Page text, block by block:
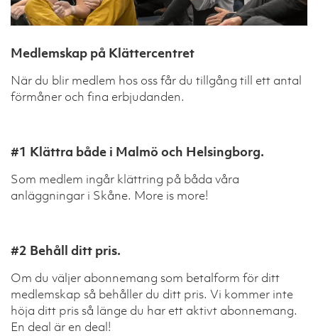
Medlemskap på Klättercentret
När du blir medlem hos oss får du tillgång till ett antal
förmåner och fina erbjudanden.
#1 Klättra både i Malmö och Helsingborg.
Som medlem ingår klättring på båda våra
anläggningar i Skåne. More is more!
#2 Behåll ditt pris.
Om du väljer abonnemang som betalform för ditt
medlemskap så behåller du ditt pris. Vi kommer inte
höja ditt pris så länge du har ett aktivt abonnemang.
En deal är en deal!